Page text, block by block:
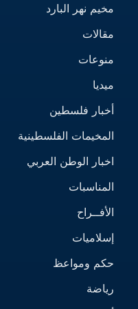
مخيم نهر البارد
مقالات
منوعات
ميديا
أخبار فلسطين
المخيمات الفلسطينية
اخبار الوطن العربي
المناسبات
الأفــراح
إسلاميات
حكم ومواعظ
رياضة